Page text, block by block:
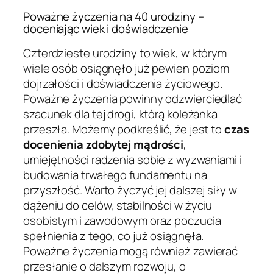
Poważne życzenia na 40 urodziny –
doceniając wiek i doświadczenie
Czterdzieste urodziny to wiek, w którym
wiele osób osiągnęło już pewien poziom
dojrzałości i doświadczenia życiowego.
Poważne życzenia powinny odzwierciedlać
szacunek dla tej drogi, którą koleżanka
przeszła. Możemy podkreślić, że jest toczas
docenienia zdobytej mądrości,
umiejętności radzenia sobie z wyzwaniami i
budowania trwałego fundamentu na
przyszłość. Warto życzyć jej dalszej siły w
dążeniu do celów, stabilności w życiu
osobistym i zawodowym oraz poczucia
spełnienia z tego, co już osiągnęła.
Poważne życzenia mogą również zawierać
przesłanie o dalszym rozwoju, o